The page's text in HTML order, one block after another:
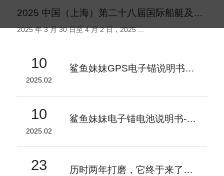
2025 中国（上海）第二十八届国际船艇及其技术设备展览会盛大启幕
2025 年 3 月 30 日至 4 月 2 日，2025 ...
10
2025.02
鲨鱼妹妹GPS电子锚说明书V1.2
10
2025.02
鲨鱼妹妹电子锚电池说明书-V1
23 历时两年打磨，它终于来了！- 鲨鱼妹妹 自研电子锚专用电池